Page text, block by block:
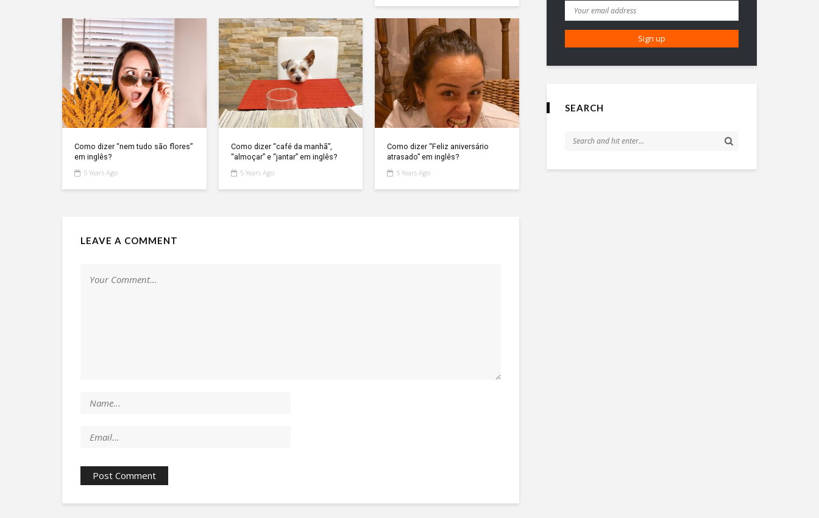
Como dizer “nem tudo são flores”
em inglês?
5 Years Ago
Como dizer “café da manhã”,
“almoçar” e “jantar” em inglês?
5 Years Ago
Como dizer “Feliz aniversário
atrasado” em inglês?
5 Years Ago
LEAVE A COMMENT
SEARCH